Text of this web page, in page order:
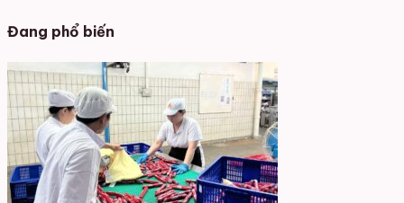
Đang phổ biến